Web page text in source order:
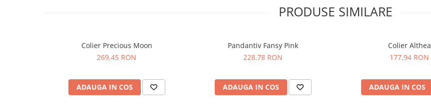
PRODUSE SIMILARE
Colier Precious Moon
269,45 RON
ADAUGA IN COS
Pandantiv Fansy Pink
228,78 RON
ADAUGA IN COS
Colier Althea
177,94 RON
ADAUGA IN COS